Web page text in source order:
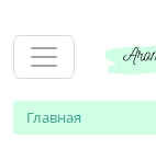
Главная